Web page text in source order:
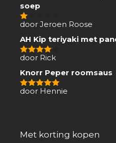
soep
1
5
door Jeroen Roose
AH Kip teriyaki met
4van 5
door Rick
Knorr Peper roomsaus
5van 5
door Hennie
Met korting kopen